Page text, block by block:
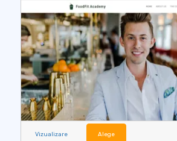
Vizualizare Alege